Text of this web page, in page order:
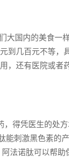
大国内的美食一
到几百元不等，
，还有医院或者
，得凭医生的处
能刺激黑色素的
法诺肽可以帮助